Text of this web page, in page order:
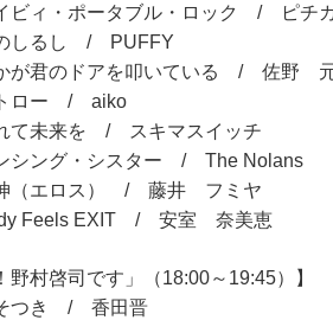
ィ・ポータブル・ロック / ピチカ
しるし / PUFFY
君のドアを叩いている / 佐野
ロー / aiko
未来を / スキマスイッチ
ング・シスター / The Nolans
（エロス） / 藤井 フミヤ
Feels EXIT / 安室 奈美恵
野村啓司です」（18:00～19:45）】
つき / 香田晋